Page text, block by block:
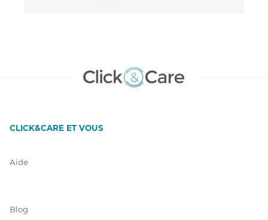
CLICK&CARE ET VOUS
Aide
Blog